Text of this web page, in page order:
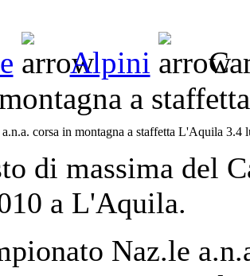
Alpini
a
corsa in montagna a staffetta L'Aquila 3.4
di massima del
a L'Aquila.